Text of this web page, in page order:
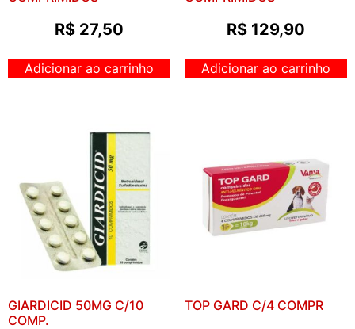
R$ 27,50
Adicionar ao carrinho
R$129,90
Adicionar ao carrinho
GIARDICID 50MG C/10
COMP.
TOP GARD C/4 COMPR